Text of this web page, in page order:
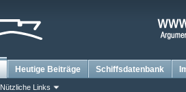
Nützliche Links
Heutige Beiträge Schiffsdatenbank